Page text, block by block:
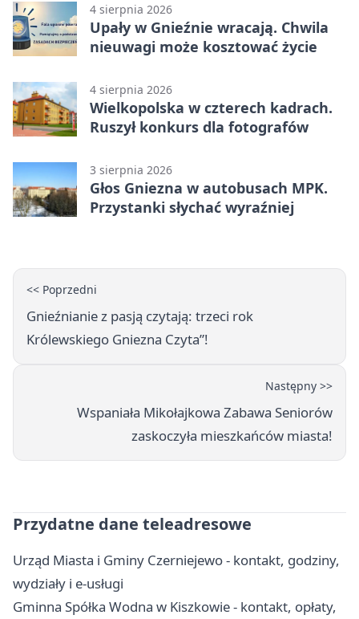
4 sierpnia 2026
Upały w Gnieźnie wracają. Chwila
nieuwagi może kosztować życie
4 sierpnia 2026
Wielkopolska w czterech kadrach.
Ruszył konkurs dla fotografów
3 sierpnia 2026
Głos Gniezna w autobusach MPK.
Przystanki słychać wyraźniej
<< Poprzedni
Gnieźnianie z pasją czytają: trzeci rok
Królewskiego Gniezna Czyta”!
Następny >>
Wspaniała Mikołajkowa Zabawa Seniorów
zaskoczyła mieszkańców miasta!
Przydatne dane teleadresowe
Urząd Miasta i Gminy Czerniejewo - kontakt, godziny,
wydziały i e-usługi
Gminna Spółka Wodna w Kiszkowie - kontakt, opłaty,